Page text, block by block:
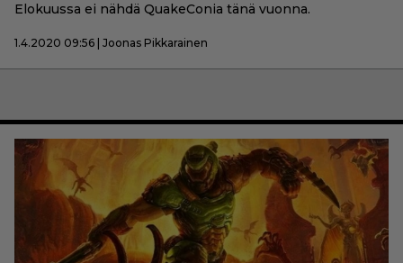
Elokuussa ei nähdä QuakeConia tänä vuonna.
1.4.2020 09:56 | Joonas Pikkarainen